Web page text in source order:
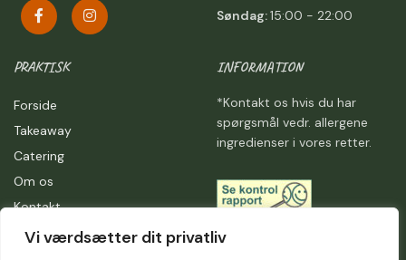
Vi værdsætter dit privatliv
Søndag:15:00 - 22:00
PRAKTISK
Forside
Takeaway
Catering
Om os
Kontakt
Handelsbetingelser
INFORMATION
*Kontakt os hvis du har
spørgsmål vedr. allergene
ingredienser i vores retter.